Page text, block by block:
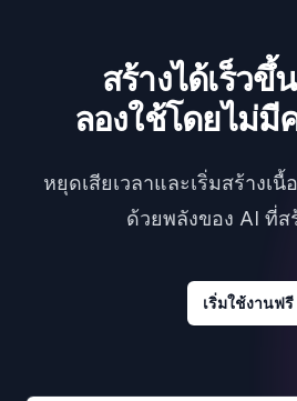
สร้างได้เร็วขึ้
ลองใช้โดยไม่มี
หยุดเสียเวลาและเริ่มสร้าง
ด้วยพลังของ AI ที่ส
เริ่มใช้งานฟรี